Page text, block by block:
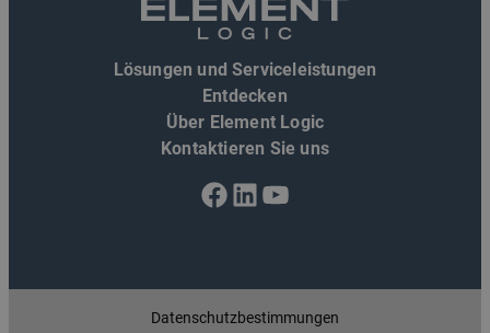
Lösungen und Serviceleistungen
Entdecken
Über Element Logic
Kontaktieren Sie uns
Facebook
LinkedIn
YouTube
Datenschutzbestimmungen